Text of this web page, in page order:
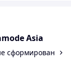
действуют
ограждений,
работах
построения.
Asia
сформирован